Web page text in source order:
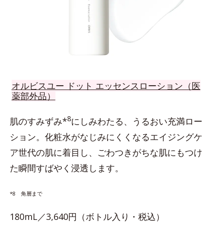
オルビスユー ドット エッセンスローション（医
薬部外品）
肌のすみずみ*8にしみわたる、うるおい充満ロー
ション。化粧水がなじみにくくなるエイジングケ
ア世代の肌に着目し、ごわつきがちな肌にもつけ
た瞬間すばやく浸透します。
*8 角層まで
180mL／3,640円（ボトル入り・税込）